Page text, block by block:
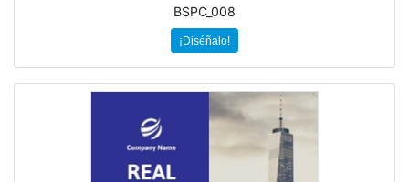
BSPC_008
¡Diséñalo!